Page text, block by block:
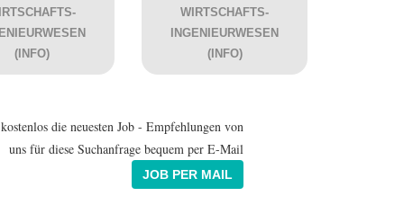
(INFO)
WIRTSCHAFTS-
INGENIEURWESEN
(INFO)
die neuesten Job - Empfehlungen von
uns für diese Suchanfrage bequem per E-Mail
JOB PER MAIL